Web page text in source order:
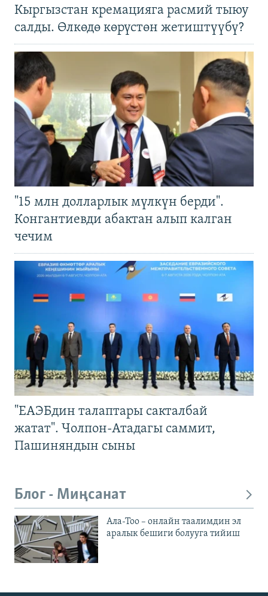
Кыргызстан кремацияга расмий тыюу
салды. Өлкөдө көрүстөн жетиштүүбү?
"15 млн долларлык мүлкүн берди".
Конгантиевди абактан алып калган
чечим
"ЕАЭБдин талаптары сакталбай
жатат". Чолпон-Атадагы саммит,
Пашиняндын сыны
Блог - Миңсанат
Ала-Тоо – онлайн таалимдин эл
аралык бешиги болууга тийиш